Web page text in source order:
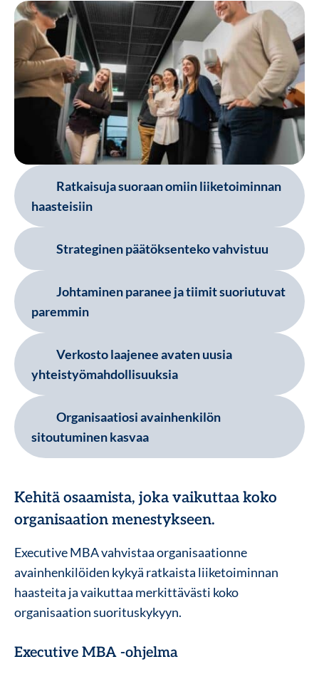
Ratkaisuja suoraan omiin liiketoiminnan
haasteisiin
Strateginen päätöksenteko vahvistuu
Johtaminen paranee ja tiimit suoriutuvat
paremmin
Verkosto laajenee avaten uusia
yhteistyömahdollisuuksia
Organisaatiosi avainhenkilön
sitoutuminen kasvaa
Kehitä osaamista, joka vaikuttaa koko
organisaation menestykseen.
Executive MBA vahvistaa organisaationne
avainhenkilöiden kykyä ratkaista liiketoiminnan
haasteita ja vaikuttaa merkittävästi koko
organisaation suorituskykyyn.
Executive MBA -ohjelma